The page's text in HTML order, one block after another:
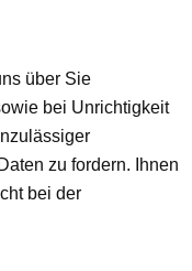
über Sie
bei Unrichtigkeit
zu fordern. Ihnen
bei der